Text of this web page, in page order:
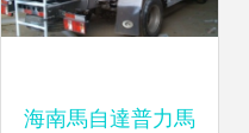
海南馬自達普力馬